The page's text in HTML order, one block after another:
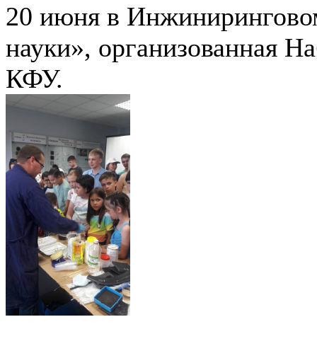
20 июня в
науки», организованная
КФУ.